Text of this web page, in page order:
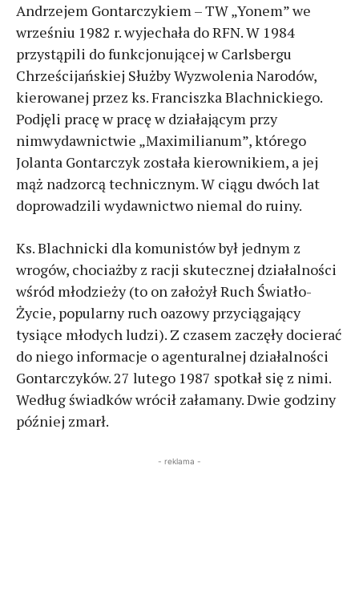
Andrzejem Gontarczykiem – TW „Yonem” we
wrześniu 1982 r. wyjechała do RFN. W 1984
przystąpili do funkcjonującej w Carlsbergu
Chrześcijańskiej Służby Wyzwolenia Narodów,
kierowanej przez ks. Franciszka Blachnickiego.
Podjęli pracę w pracę w działającym przy
nimwydawnictwie „Maximilianum”, którego
Jolanta Gontarczyk została kierownikiem, a jej
mąż nadzorcą technicznym. W ciągu dwóch lat
doprowadzili wydawnictwo niemal do ruiny.
Ks. Blachnicki dla komunistów był jednym z
wrogów, chociażby z racji skutecznej działalności
wśród młodzieży (to on założył Ruch Światło-
Życie, popularny ruch oazowy przyciągający
tysiące młodych ludzi). Z czasem zaczęły docierać
do niego informacje o agenturalnej działalności
Gontarczyków. 27 lutego 1987 spotkał się z nimi.
Według świadków wrócił załamany. Dwie godziny
później zmarł.
- reklama -